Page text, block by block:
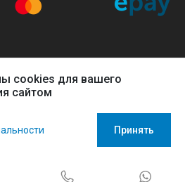
cookies для вашего
сайтом
cookies, чтобы Вы могли
магазине и позволяет нам
если Вы согласны с политикой
Принять